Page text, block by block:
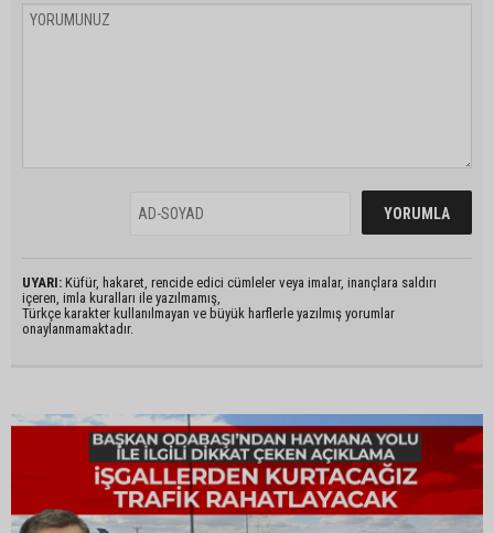
UYARI: Küfür, hakaret, rencide edici cümleler veya imalar, inançlara saldırı
içeren, imla kuralları ile yazılmamış,
Türkçe karakter kullanılmayan ve büyük harflerle yazılmış yorumlar
onaylanmamaktadır.